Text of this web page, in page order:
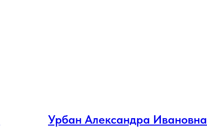
Урбан Александра Ивановна